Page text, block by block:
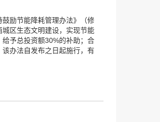
励节能降耗管理办法》（修
区生态文明建设，实现节能
予总投资额30%的补助；合
办法自发布之日起施行，有